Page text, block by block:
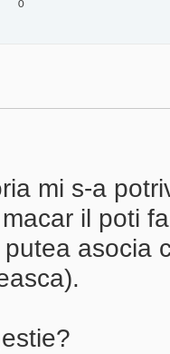
0
mi s-a
il poti
asocia